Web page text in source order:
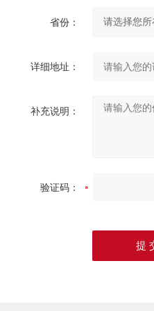
省份：
详细地址：
补充说明：
验证码：